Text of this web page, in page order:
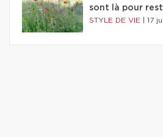
sont là pour
STYLE DE VIE 17